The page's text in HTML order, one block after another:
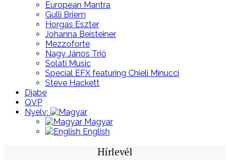
European Mantra
Gulli Briem
Horgas Eszter
Johanna Beisteiner
Mezzoforte
Nagy János Trió
Solati Music
Special EFX featuring Chieli Minucci
Steve Hackett
Djabe
QVP
Nyelv:
Magyar
English
Hírlevél